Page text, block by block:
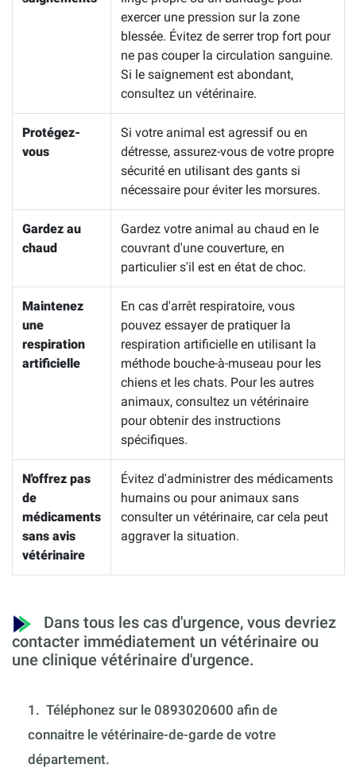
exercer une pression sur la zone
blessée. Évitez de serrer trop fort pour
ne pas couper la circulation sanguine.
Si le saignement est abondant,
consultez un vétérinaire.
Protégez-
vous
Si votre animal est agressif ou en
détresse, assurez-vous de votre propre
sécurité en utilisant des gants si
nécessaire pour éviter les morsures.
Gardez au
chaud
Gardez votre animal au chaud en le
couvrant d'une couverture, en
particulier s'il est en état de choc.
Maintenez
une
respiration
artificielle
En cas d'arrêt respiratoire, vous
pouvez essayer de pratiquer la
respiration artificielle en utilisant la
méthode bouche-à-museau pour les
chiens et les chats. Pour les autres
animaux, consultez un vétérinaire
pour obtenir des instructions
spécifiques.
N'offrez pas
de
médicaments
sans avis
vétérinaire
Évitez d'administrer des médicaments
humains ou pour animaux sans
consulter un vétérinaire, car cela peut
aggraver la situation.
Dans tous les cas d'urgence, vous devriez
contacter immédiatement un vétérinaire ou
une clinique vétérinaire d'urgence.
1. Téléphonez sur le 0893020600 afin de
connaitre le vétérinaire-de-garde de votre
département.